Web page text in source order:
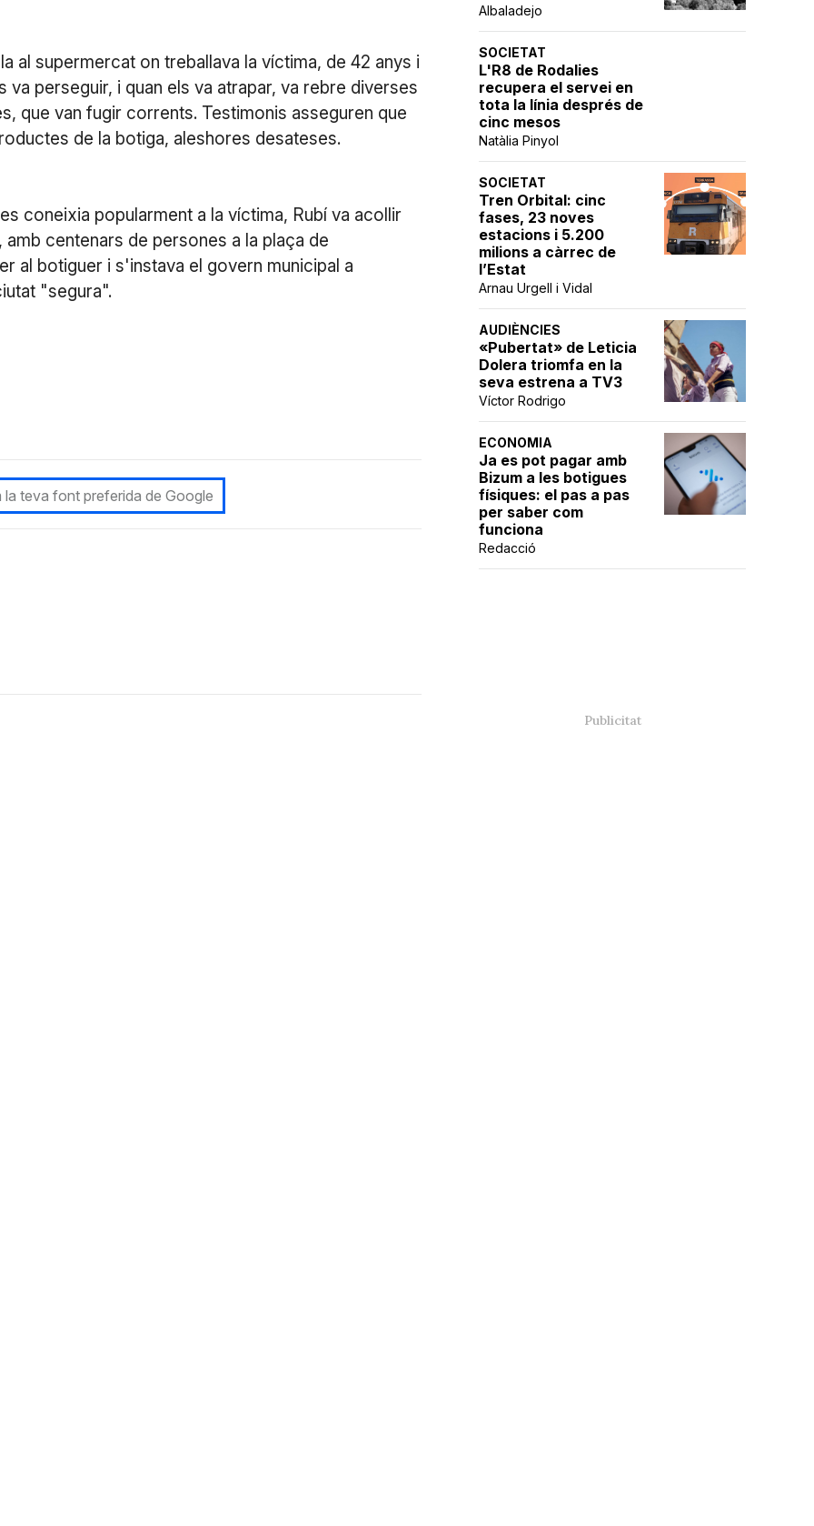
Albaladejo
SOCIETAT
L'R8 de Rodalies
recupera el servei en
tota la línia després de
cinc mesos
Natàlia Pinyol
SOCIETAT
Tren Orbital: cinc
fases, 23 noves
estacions i 5.200
milions a càrrec de
l’Estat
Arnau Urgell i Vidal
AUDIÈNCIES
«Pubertat» de Leticia
Dolera triomfa en la
seva estrena a TV3
Víctor Rodrigo
ECONOMIA
Ja es pot pagar amb
Bizum a les botigues
físiques: el pas a pas
per saber com
funciona
Redacció
al supermercat on treballava la víctima, de 42 anys i
perseguir, i quan els va atrapar, va rebre diverses
que van fugir corrents. Testimonis asseguren que
de la botiga, aleshores desateses.
coneixia popularment a la víctima, Rubí va acollir
centenars de persones a la plaça de
al botiguer i s'instava el govern municipal a
"segura".
la teva font preferida de Google